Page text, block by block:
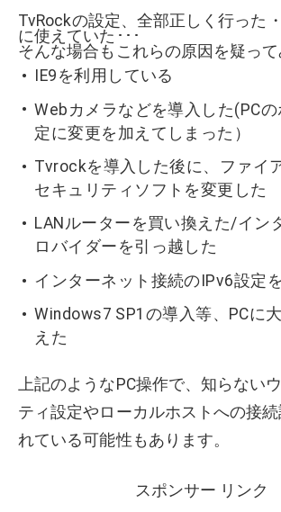
TvRockの設定、全部正しく行った
に使えていた･･･
そんな場合もこれらの原因を疑って
IE9を利用している
Webカメラなどを導入した(PC
定に変更を加えてしまった）
Tvrockを導入した後に、ファイ
セキュリティソフトを変更した
LANルーターを買い換えた/イン
ロバイダーを引っ越した
インターネット接続のIPv6設定
Windows7 SP1の導入等、PCに
えた
上記のようなPC操作で、知らない
ティ設定やローカルホストへの接
れている可能性もあります。
スポンサー リンク